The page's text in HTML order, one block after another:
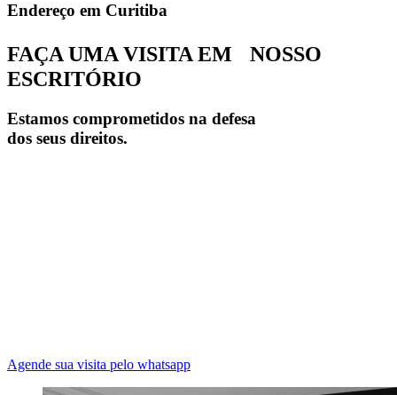
Endereço em Curitiba
FAÇA UMA VISITA EM NOSSO
ESCRITÓRIO
Estamos comprometidos na defesa
dos seus direitos.
Agende sua visita pelo whatsapp